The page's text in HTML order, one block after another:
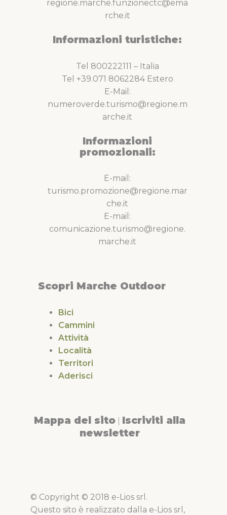
regione.marche.funzionectc@ema
rche.it
Informazioni turistiche:
Tel 800222111 – Italia
Tel +39.071 8062284 Estero
E-Mail:
numeroverde.turismo@regione.m
arche.it
Informazioni
promozionali:
E-mail:
turismo.promozione@regione.mar
che.it
E-mail:
comunicazione.turismo@regione.
marche.it
Scopri Marche Outdoor
Bici
Cammini
Attività
Località
Territori
Aderisci
Mappa del sito Iscriviti alla
newsletter
© Copyright © 2018 e-Lios srl.
Questo sito è realizzato dalla e-Lios srl,